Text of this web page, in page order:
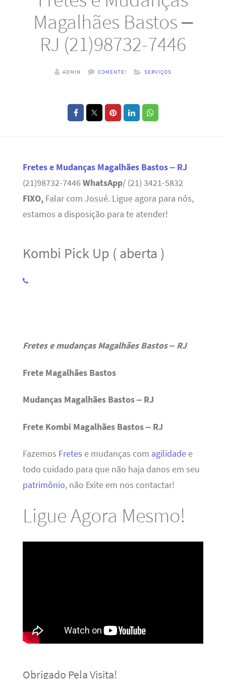
Magalhães Bastos –
RJ (21)98732-7446
ADMIN COMENTE! SERVIÇOS
Fretes e Mudanças Magalhães Bastos – RJ
(21)98732-7446WhatsApp/ (21) 3421-5832
FIXO,Falar com Josué. Ligue agora para nós,
estamos a disposição para te atender!
Kombi Pick Up ( aberta )
Fretes e mudanças Magalhães Bastos – RJ
Frete Magalhães Bastos
Mudanças Magalhães Bastos – RJ
Frete Kombi Magalhães Bastos – RJ
Fazemos Fretes e mudanças com agilidadee
todo cuidado para que não haja danos em seu
patrimônio, não Exite em nos contactar!
Ligue Agora Mesmo!
Obrigado Pela Visita!